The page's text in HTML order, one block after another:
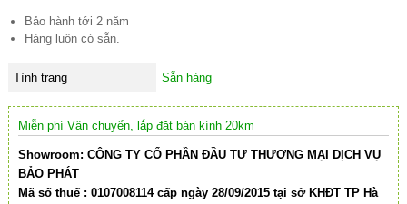
Bảo hành tới 2 năm
Hàng luôn có sẵn.
Tình trạng Sẵn hàng
Miễn phí Vận chuyển, lắp đặt bán kính 20km
Showroom: CÔNG TY CỔ PHẦN ĐẦU TƯ THƯƠNG MẠI DỊCH VỤ
BẢO PHÁT
Mã số thuế : 0107008114 cấp ngày 28/09/2015 tại sở KHĐT TP Hà